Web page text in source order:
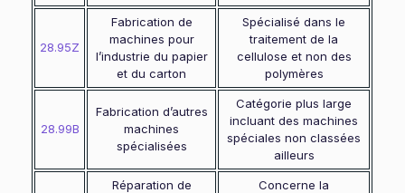
28.95Z
Fabrication de
machines pour
l’industrie du papier
et du carton
Spécialisé dans le
traitement de la
cellulose et non des
polymères
28.99B
Fabrication d’autres
machines
spécialisées
Catégorie plus large
incluant des machines
spéciales non classées
ailleurs
Réparation de
Concerne la